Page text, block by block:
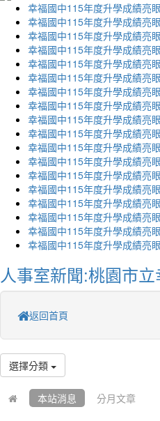
幸福國中115年度升學成績亮
幸福國中115年度升學成績亮
幸福國中115年度升學成績亮
幸福國中115年度升學成績亮
幸福國中115年度升學成績亮
幸福國中115年度升學成績亮
幸福國中115年度升學成績亮
幸福國中115年度升學成績亮
幸福國中115年度升學成績亮
幸福國中115年度升學成績亮
幸福國中115年度升學成績亮
幸福國中115年度升學成績亮
幸福國中115年度升學成績亮
幸福國中115年度升學成績亮
幸福國中115年度升學成績亮
幸福國中115年度升學成績亮
幸福國中115年度升學成績亮
幸福國中115年度升學成績亮
人事室新聞:桃園市
返回首頁
選擇分類
本站消息 分月文章